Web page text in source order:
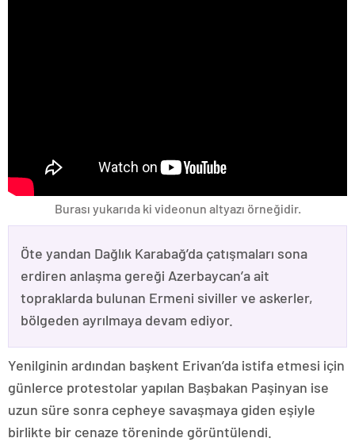
Burası yukarıda ki videonun altyazı örneğidir.
Öte yandan Dağlık Karabağ’da çatışmaları sona
erdiren anlaşma gereği Azerbaycan’a ait
topraklarda bulunan Ermeni siviller ve askerler,
bölgeden ayrılmaya devam ediyor.
Yenilginin ardından başkent Erivan’da istifa etmesi için
günlerce protestolar yapılan Başbakan Paşinyan ise
uzun süre sonra cepheye savaşmaya giden eşiyle
birlikte bir cenaze töreninde görüntülendi.